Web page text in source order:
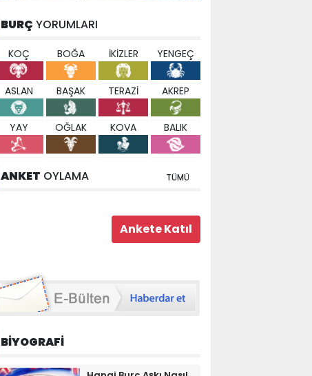
BURÇ YORUMLARI
KOÇ BOĞA İKİZLER YENGEÇ
ASLAN BAŞAK TERAZİ AKREP
YAY OĞLAK KOVA BALIK
ANKET OYLAMA TÜMÜ
BİYOGRAFİ